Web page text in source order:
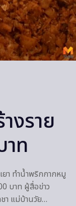
งราย
ท
า ทำน้ำพริกกากหมู
บาท ผู้สื่อข่าว
า แม่บ้านวัย…